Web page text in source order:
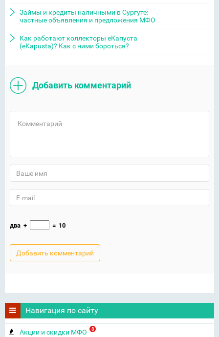
Займы и кредиты наличными в Сургуте:
частные объявления и предложения МФО
Как работают коллекторы еКапуста
(eKapusta)? Как с ними бороться?
Добавить комментарий
два + = 10
Навигация по сайту
Акции и скидки МФО 8